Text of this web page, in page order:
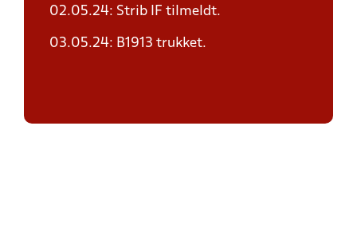
02.05.24: Strib IF tilmeldt.
03.05.24: B1913 trukket.